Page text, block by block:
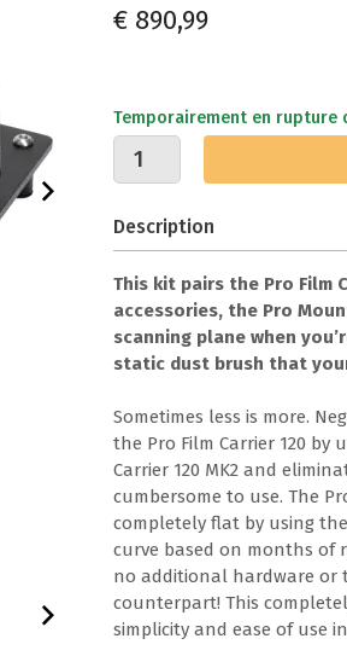
€ 890,99
Temporairement en rupture
Description
This kit pairs the Pro Film
accessories, the Pro
scanning plane when
static dust brush that
Sometimes less is more.
the Pro Film Carrier 120 by
Carrier 120 MK2 and
cumbersome to use. The
completely flat by using
curve based on months of
no additional hardware or
counterpart! This
simplicity and ease of use